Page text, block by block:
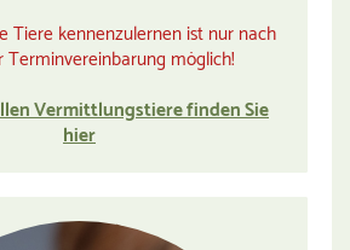
Tiere kennenzulernen ist nur nach
Terminvereinbarung möglich!
Vermittlungstiere finden Sie
hier